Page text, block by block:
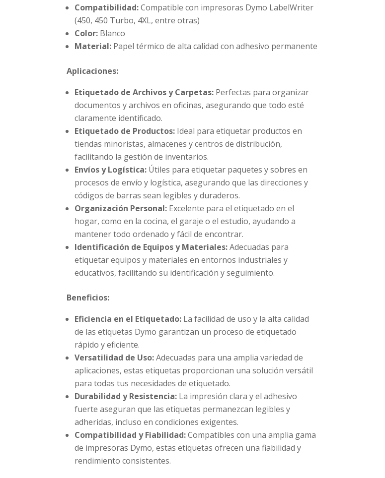
Compatibilidad:Compatible con impresoras Dymo LabelWriter
(450, 450 Turbo, 4XL, entre otras)
Color: Blanco
Material: Papel térmico de alta calidad con adhesivo permanente
Aplicaciones:
Etiquetado de Archivos y Carpetas: Perfectas para organizar
documentos y archivos en oficinas, asegurando que todo esté
claramente identificado.
Etiquetado de Productos: Ideal para etiquetar productos en
tiendas minoristas, almacenes y centros de distribución,
facilitando la gestión de inventarios.
Envíos y Logística: Útiles para etiquetar paquetes y sobres en
procesos de envío y logística, asegurando que las direcciones y
códigos de barras sean legibles y duraderos.
Organización Personal: Excelente para el etiquetado en el
hogar, como en la cocina, el garaje o el estudio, ayudando a
mantener todo ordenado y fácil de encontrar.
Identificación de Equipos y Materiales:Adecuadas para
etiquetar equipos y materiales en entornos industriales y
educativos, facilitando su identificación y seguimiento.
Beneficios:
Eficiencia en el Etiquetado: La facilidad de uso y la alta calidad
de las etiquetas Dymo garantizan un proceso de etiquetado
rápido y eficiente.
Versatilidad de Uso:Adecuadas para una amplia variedad de
aplicaciones, estas etiquetas proporcionan una solución versátil
para todas tus necesidades de etiquetado.
Durabilidad y Resistencia: La impresión clara y el adhesivo
fuerte aseguran que las etiquetas permanezcan legibles y
adheridas, incluso en condiciones exigentes.
Compatibilidad y Fiabilidad:Compatibles con una amplia gama
de impresoras Dymo, estas etiquetas ofrecen una fiabilidad y
rendimiento consistentes.